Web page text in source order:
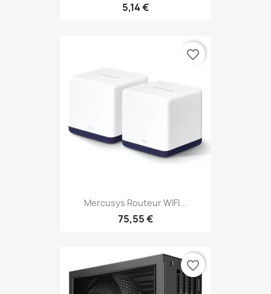
5,14 €
Mercusys Routeur WIFI...
75,55 €
favorite_border
favorite_border